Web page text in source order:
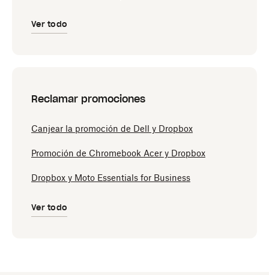
Ver todo
Reclamar promociones
Canjear la promoción de Dell y Dropbox
Promoción de Chromebook Acer y Dropbox
Dropbox y Moto Essentials for Business
Ver todo